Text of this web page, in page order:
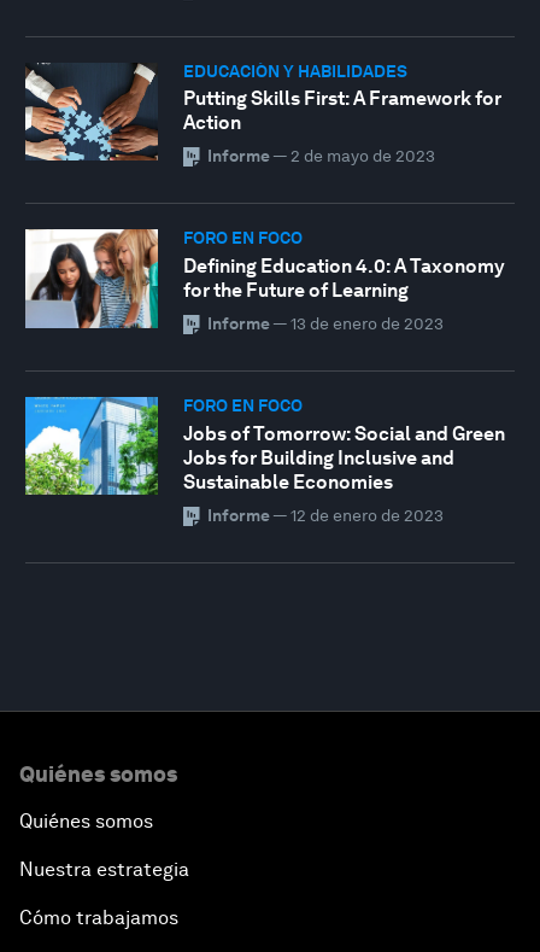
EDUCACIÓN Y HABILIDADES
Putting Skills First: A Framework for
Action
Informe— 2 de mayo de 2023
FORO EN FOCO
Defining Education 4.0: A Taxonomy
for the Future of Learning
Informe— 13 de enero de 2023
FORO EN FOCO
Jobs of Tomorrow: Social and Green
Jobs for Building Inclusive and
Sustainable Economies
Informe— 12 de enero de 2023
Quiénes somos
Quiénes somos
Nuestra estrategia
Cómo trabajamos